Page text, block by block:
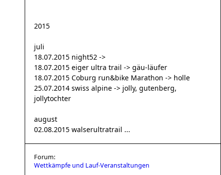
2015
juli
18.07.2015 night52 ->
18.07.2015 eiger ultra trail -> gäu-läufer
18.07.2015 Coburg run&bike Marathon -> holle
25.07.2014 swiss alpine -> jolly, gutenberg,
jollytochter
august
02.08.2015 walserultratrail ...
Forum:
Wettkämpfe und Lauf-Veranstaltungen